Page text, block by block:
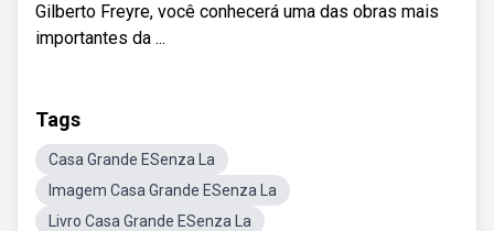
Gilberto Freyre, você conhecerá uma das obras mais
importantes da ...
Tags
Casa Grande ESenza La
Imagem Casa Grande ESenza La
Livro Casa Grande ESenza La